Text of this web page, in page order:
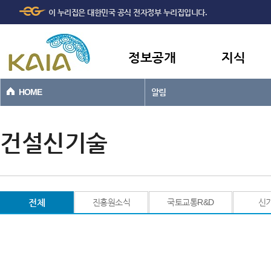
본문바로가기
이 누리집은 대한민국 공식 전자정부 누리집입니다.
정보공개 지식
HOME 알림
건설신기술
전체 진흥원소식 국토교통R&D 신